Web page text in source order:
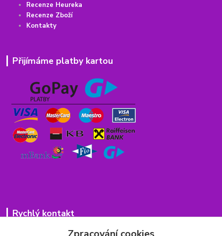
Recenze Heureka
Recenze Zboží
Kontakty
Přijímáme platby kartou
Rychlý kontakt